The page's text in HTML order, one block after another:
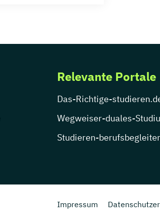
Relevante Portale
Das-Richtige-
Wegweiser-duales-
Studieren-
Impressum